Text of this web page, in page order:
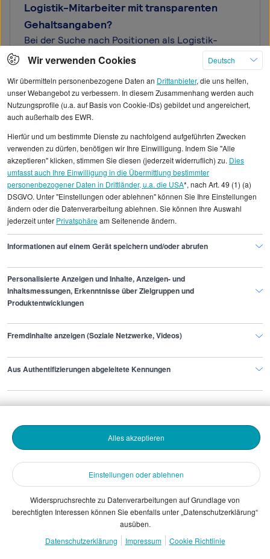
Logistik-Mitarbeiter mit transparenten
Gehaltsangaben?
Bei der Suche nach Positionen als Logistik-
Mitarbeiter sind Transparenz und Aktualität der
Gehaltsangaben wichtig. Viele Stellenbörsen
listen Positionen für Logistik-Mitarbeiter, doch
nicht alle bieten Gehaltsinformationen.
Plattformen wie Stepstone sind hier eine
zu den Stellenanzeigen anzeigen. Auch die
Bundesagentur für Arbeit bietet eine
umfangreiche Jobbörse für Logistik-Mitarbeiter.
Spezialisierte Logistikportale können ebenfalls
hilfreich sein. Achten Sie bei der Jobsuche als
Logistik-Mitarbeiter nicht nur auf das Gehalt,
sondern auch auf Zusatzleistungen wie Urlaubs-
und Weihnachtsgeld, betriebliche Altersvorsorge
direkte Blick auf die Karriereseiten größerer
Logistikunternehmen, da diese ihre Positionen
teilweise exklusiv ausschreiben.
Finde den Job,
der zu dir passt.
Wir verwenden Cookies
Deutsch
Wir übermitteln personenbezogene Daten an Drittanbieter, die uns helfen,
unser Webangebot zu verbessern. In diesem Zusammenhang werden auch
Nutzungsprofile (u.a. auf Basis von Cookie-IDs) gebildet und angereichert,
auch außerhalb des EWR.
Hierfür und um bestimmte Dienste zu nachfolgend aufgeführten Zwecken
verwenden zu dürfen, benötigen wir Ihre Einwilligung. Indem Sie "Alle
akzeptieren" klicken, stimmen Sie diesen (jederzeit widerruflich) zu. Dies
umfasst auch Ihre Einwilligung in die Übermittlung bestimmter
personenbezogener Daten in Drittländer, u.a. die USA*, nach Art. 49 (1) (a)
DSGVO. Unter "Einstellungen oder ablehnen" können Sie Ihre Einstellungen
ändern oder die Datenverarbeitung ablehnen. Sie können Ihre Auswahl
jederzeit unter Privatsphäream Seitenende ändern.
Informationen auf einem Gerät speichern und/oder abrufen
Personalisierte Anzeigen und Inhalte, Anzeigen- und
Inhaltsmessungen, Erkenntnisse über Zielgruppen und
Produktentwicklungen
Fremdinhalte anzeigen (Soziale Netzwerke, Videos)
Aus Authentifizierungen abgeleitete Kennungen
Einstellungen oder ablehnen
Alles akzeptieren
Widerspruchsrechte zu Datenverarbeitungen auf Grundlage von
berechtigten Interessen können Sie ebenfalls unter „Datenschutzerklärung“
ausüben.
Datenschutzerklärung
Impressum Cookie Richtlinie